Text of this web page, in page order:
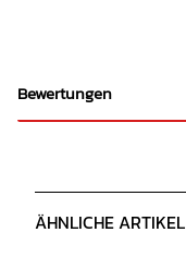
Bewertungen
ÄHNLICHE ARTIKEL